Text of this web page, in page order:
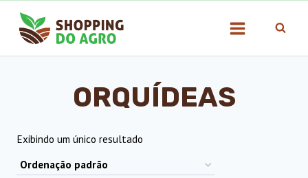
para
ORQUÍDEAS
Exibindo um único resultado